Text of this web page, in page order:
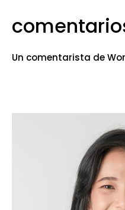
Un comentarista de